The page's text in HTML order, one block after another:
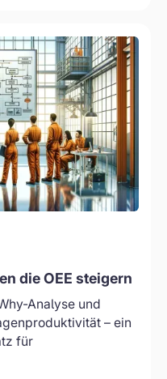
die OEE steigern
Analyse und
– ein
für